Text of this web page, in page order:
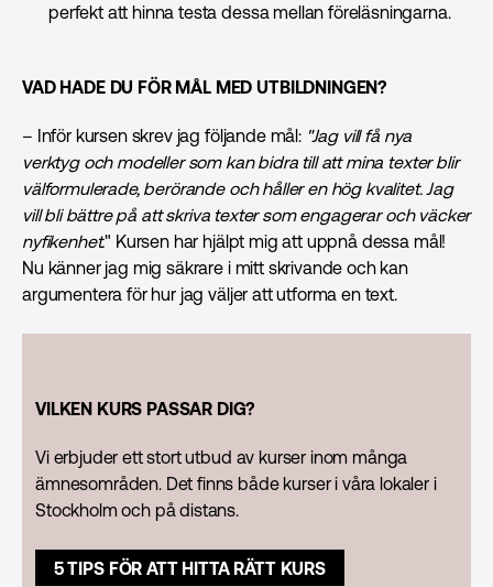
perfekt att hinna testa dessa mellan föreläsningarna.
VAD HADE DU FÖR MÅL MED UTBILDNINGEN?
– Inför kursen skrev jag följande mål: "Jag vill få nya
verktyg och modeller som kan bidra till att mina texter blir
välformulerade, berörande och håller en hög kvalitet. Jag
vill bli bättre på att skriva texter som engagerar och väcker
nyfikenhet." Kursen har hjälpt mig att uppnå dessa mål!
Nu känner jag mig säkrare i mitt skrivande och kan
argumentera för hur jag väljer att utforma en text.
VILKEN KURS PASSAR DIG?
Vi erbjuder ett stort utbud av kurser inom många
ämnesområden. Det finns både kurser i våra lokaler i
Stockholm och på distans.
5 TIPS FÖR ATT HITTA RÄTT KURS